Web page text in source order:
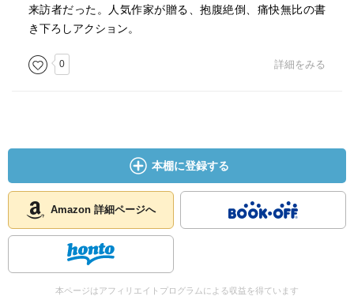
来訪者だった。人気作家が贈る、抱腹絶倒、痛快無比の書
き下ろしアクション。
0 詳細をみる
本棚に登録する
Amazon 詳細ページへ
本ページはアフィリエイトプログラムによる収益を得ています